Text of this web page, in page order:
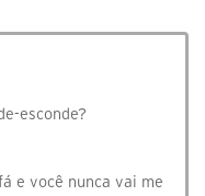
esconde?
e você nunca vai me